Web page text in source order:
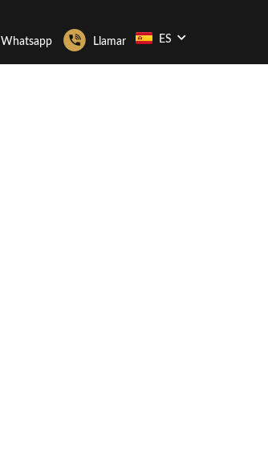
Whatsapp Llamar ES